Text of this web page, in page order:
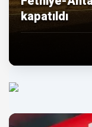
kapatıldı